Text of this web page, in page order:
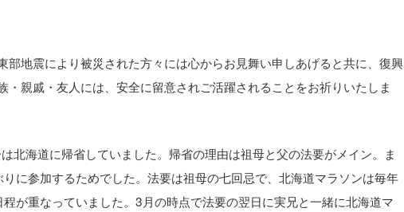
地震により被災された方々には心からお見舞い申しあげると共に、復興
親戚・友人には、安全に留意されご活躍されることをお祈りいたしま
北海道に帰省していました。帰省の理由は祖母と父の法要がメイン。ま
に参加するためでした。法要は祖母の七回忌で、北海道マラソンは毎年
が重なっていました。3月の時点で法要の翌日に実兄と一緒に北海道マ